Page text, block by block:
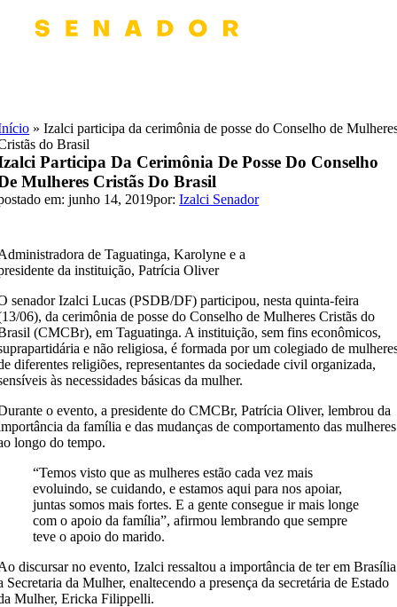
»Izalci participa da cerimônia de posse do Conselho de
do Brasil
Participa Da Cerimônia De Posse Do Conselho
Mulheres Cristãs Do Brasil
em: junho 14, 2019por:Izalci Senador
de Taguatinga, Karolyne e a
da instituição, Patrícia Oliver
senador Izalci Lucas (PSDB/DF) participou, nesta quinta-feira
06), da cerimônia de posse do Conselho de Mulheres Cristãs do
(CMCBr), em Taguatinga. A instituição, sem fins econômicos,
e não religiosa, é formada por um colegiado de
diferentes religiões, representantes da sociedade civil organizada,
às necessidades básicas da mulher.
o evento, a presidente do CMCBr, Patrícia Oliver, lembrou da
da família e das mudanças de comportamento das mulheres
longo do tempo.
“Temos visto que as mulheres estão cada vez mais
evoluindo, se cuidando, e estamos aqui para nos apoiar,
juntas somos mais fortes. E a gente consegue ir mais longe
com o apoio da família”, afirmou lembrando que sempre
teve o apoio do marido.
discursar no evento, Izalci ressaltou a importância de ter em Brasília
Secretaria da Mulher, enaltecendo a presença da secretária de Estado
Mulher, Ericka Filippelli.